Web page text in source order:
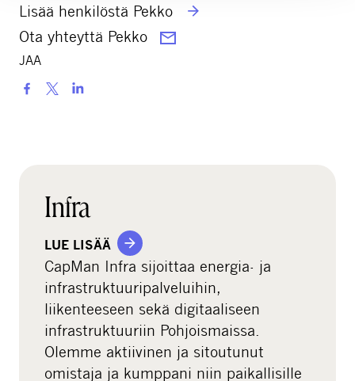
Lisää henkilöstä Pekko
Ota yhteyttä Pekko
JAA
S
Infra
LUE LISÄÄ
CapMan Infra sijoittaa energia- ja
infrastruktuuripalveluihin,
liikenteeseen sekä digitaaliseen
infrastruktuuriin Pohjoismaissa.
Olemme aktiivinen ja sitoutunut
omistaja ja kumppani niin paikallisille